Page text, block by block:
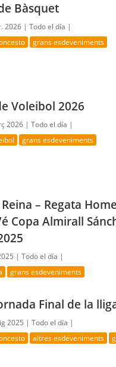
Bàsquet
2026 |Todo el día |
grans esdeveniments
Voleibol 2026
2026 |Todo el día |
grans esdeveniments
– Regata
Copa Almirall
|Todo el día |
grans esdeveniments
Final de la
2025 |Todo el día |
altres esdeveniments